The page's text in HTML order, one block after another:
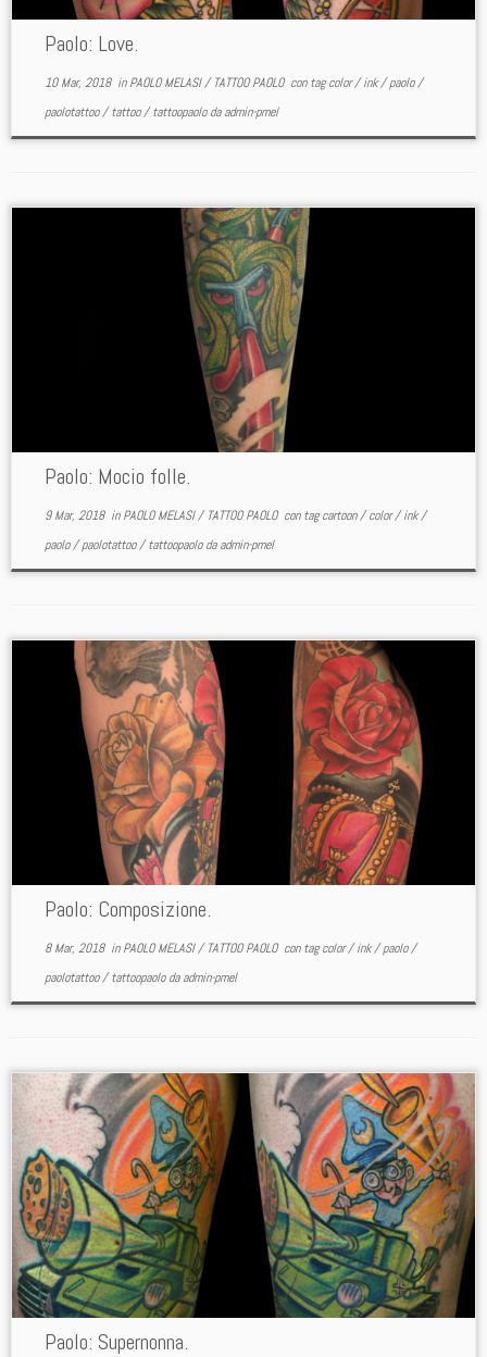
Paolo: Love.
10 Mar, 2018inPAOLO MELASI/TATTOO PAOLO con tagcolor/ink/paolo/
paolotattoo/tattoo/tattoopaolodaadmin-pmel
Paolo: Mocio folle.
9 Mar, 2018inPAOLO MELASI/TATTOO PAOLO con tagcartoon/color/ink/
paolo/paolotattoo/tattoopaolodaadmin-pmel
Paolo: Composizione.
8 Mar, 2018inPAOLO MELASI/TATTOO PAOLO con tagcolor/ink/paolo/
paolotattoo/tattoopaolodaadmin-pmel
Paolo: Supernonna.